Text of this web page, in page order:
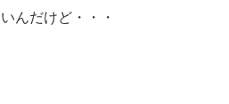
んだけど・・・